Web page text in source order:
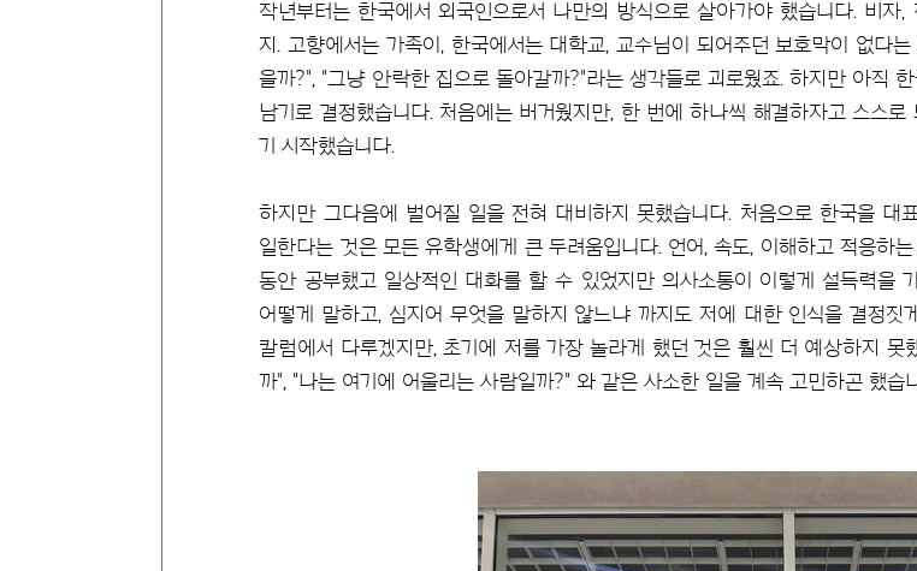
작년부터는 한국에서 외국인으로서 나만의 방식으로 살아가야 했습니다. 비자
지. 고향에서는 가족이, 한국에서는 대학교, 교수님이 되어주던 보호막이 없다
을까?", "그냥 안락한 집으로 돌아갈까?"라는 생각들로 괴로웠죠. 하지만 아직
남기로 결정했습니다. 처음에는 버거웠지만, 한 번에 하나씩 해결하자고 스스
기 시작했습니다.
하지만 그다음에 벌어질 일을 전혀 대비하지 못했습니다. 처음으로 한국을 대
일한다는 것은 모든 유학생에게 큰 두려움입니다. 언어, 속도, 이해하고 적응하
동안 공부했고 일상적인 대화를 할 수 있었지만 의사소통이 이렇게 설득력을
어떻게 말하고, 심지어 무엇을 말하지 않느냐 까지도 저에 대한 인식을 결정짓
칼럼에서 다루겠지만, 초기에 저를 가장 놀라게 했던 것은 훨씬 더 예상하지 못
까", "나는 여기에 어울리는 사람일까?" 와 같은 사소한 일을 계속 고민하곤 했습